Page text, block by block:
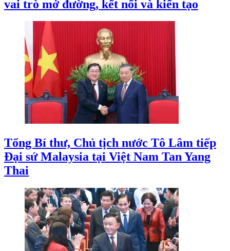
vai trò mở đường, kết nối và kiến tạo
Tổng Bí thư, Chủ tịch nước Tô Lâm tiếp
Đại sứ Malaysia tại Việt Nam Tan Yang
Thai